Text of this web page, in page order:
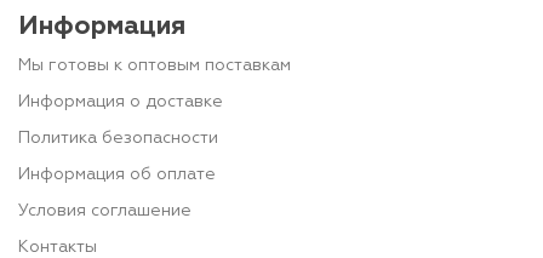
Информация
Мы готовы к оптовым поставкам
Информация о доставке
Политика безопасности
Информация об оплате
Условия соглашение
Контакты